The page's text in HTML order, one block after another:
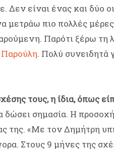
Δεν είναι ένας και δύο
μετράω πιο πολλές
Παρότι ξέρω τη
Παρούλη. Πολύ συνειδητά
τους, η ίδια, όπως
δώσει σημασία. Η
της. «Με τον Δημήτρη
Στους 9 μήνες της